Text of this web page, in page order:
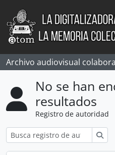
Skip to main content
Archivo audiovisual
No se han
resultados
Registro de autoridad